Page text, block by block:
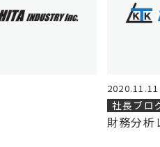
2020.11.11
社長ブロ
財務分